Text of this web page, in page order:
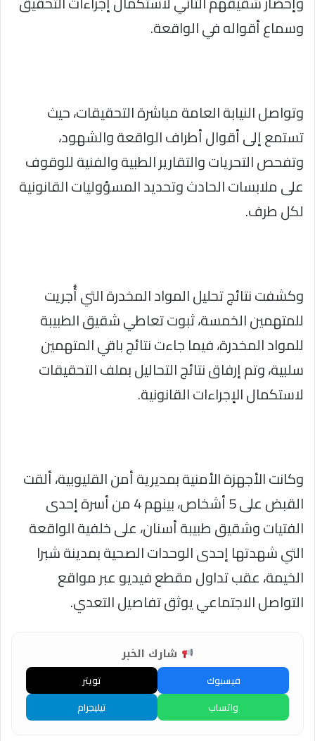
وسماع أقواله في الواقعة.
وتواصل النيابة العامة مباشرة التحقيقات، حيث
تستمع إلى أقوال أطراف الواقعة والشهود،
وتفحص التحريات والتقارير الطبية والفنية للوقوف
على ملابسات الحادث وتحديد المسؤوليات القانونية
لكل طرف.
وكشفت نتائج تحليل المواد المخدرة التي أُجريت
للمتهمين الخمسة، ثبوت تعاطي شقيق الطبيبة
للمواد المخدرة، فيما جاءت نتائج باقي المتهمين
سلبية، وتم إرفاق نتائج التحاليل بملف التحقيقات
لاستكمال الإجراءات القانونية.
وكانت الأجهزة الأمنية بمديرية أمن القليوبية، ألقت
القبض على 5 أشخاص، بينهم 4 من أسرة إحدى
الفتيات وشقيق طبيبة أسنان، على خلفية الواقعة
التي شهدتها إحدى الوحدات الصحية بمدينة شبرا
الخيمة، عقب تداول مقطع فيديو عبر مواقع
التواصل الاجتماعي يوثق تفاصيل التعدي.
شارك الخبر
فيسبوك
تويتر
واتساب
تيليجرام